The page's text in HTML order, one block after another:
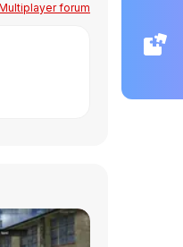
forum